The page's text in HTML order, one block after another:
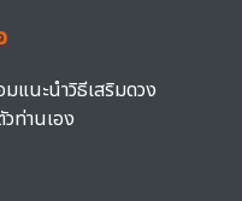
แนะนำวิธีเสริมดวง
ท่านเอง